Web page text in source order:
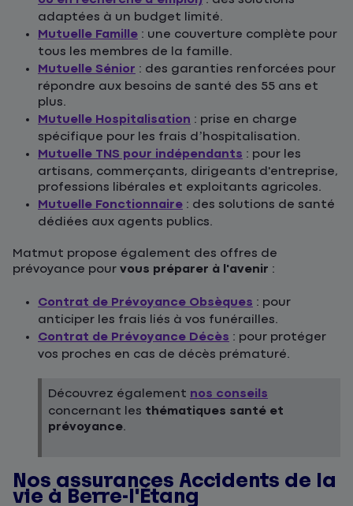
adaptées à un budget limité.
Mutuelle Famille : une couverture complète pour
tous les membres de la famille.
Mutuelle Sénior : des garanties renforcées pour
répondre aux besoins de santé des 55 ans et
plus.
Mutuelle Hospitalisation : prise en charge
spécifique pour les frais d’hospitalisation.
Mutuelle TNS pour indépendants : pour les
artisans, commerçants, dirigeants d'entreprise,
professions libérales et exploitants agricoles.
Mutuelle Fonctionnaire : des solutions de santé
dédiées aux agents publics.
Matmut propose également des offres de
prévoyance pour vous préparer à l'avenir :
Contrat de Prévoyance Obsèques : pour
anticiper les frais liés à vos funérailles.
Contrat de Prévoyance Décès : pour protéger
vos proches en cas de décès prématuré.
Découvrez également nos conseils
concernant les thématiques santé et
prévoyance.
Nos assurances Accidents de la
vie à Berre-l'Étang